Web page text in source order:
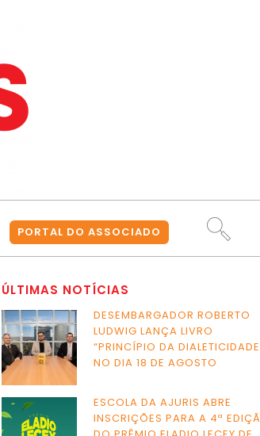
PORTAL DO ASSOCIADO
ÚLTIMAS NOTÍCIAS
DESEMBARGADOR ROBERTO
LUDWIG LANÇA LIVRO
“PRINCÍPIO DA
NO DIA 18 DE AGOSTO
ESCOLA DA AJURIS ABRE
INSCRIÇÕES PARA A 4ª